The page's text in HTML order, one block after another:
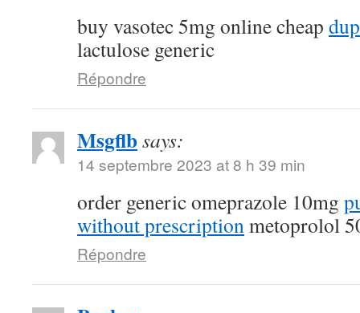
buy vasotec 5mg online cheap
lactulose generic
Répondre
Msgflbsays:
14 septembre 2023 at 8 h 39 min
order generic omeprazole 10mg
without prescriptionmetoprolol
Répondre